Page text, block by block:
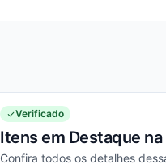
Verificado
Itens em Destaque
Confira todos os detalhes